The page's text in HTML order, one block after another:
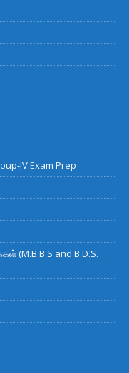
IV Exam Prep
(M.B.B.S and B.D.S.